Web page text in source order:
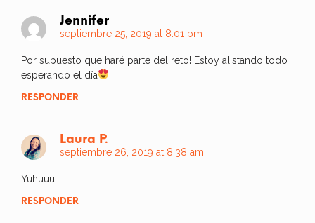
Jennifer
septiembre 25, 2019 at 8:01 pm
Por supuesto que haré parte del reto! Estoy alistando todo
esperando el día
RESPONDER
Laura P.
septiembre 26, 2019 at 8:38 am
Yuhuuu
RESPONDER